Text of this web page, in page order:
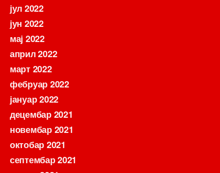
јул 2022
јун 2022
мај 2022
април 2022
март 2022
фебруар 2022
јануар 2022
децембар 2021
новембар 2021
октобар 2021
септембар 2021